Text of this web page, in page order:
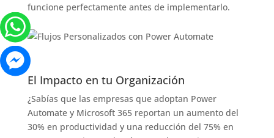
funcione perfectamente antes de implementarlo.
El Impacto en tu Organización
¿Sabías que las empresas que adoptan Power
Automate y Microsoft 365 reportan un aumento del
30% en productividad y una reducción del 75% en